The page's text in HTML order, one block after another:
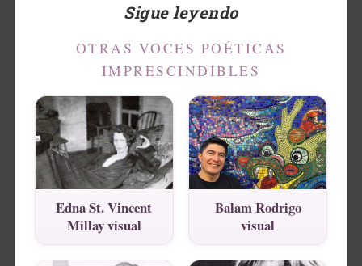
Sigue leyendo
OTRAS VOCES POÉTICAS
IMPRESCINDIBLES
Edna St. Vincent
Millay visual
Balam Rodrigo
visual